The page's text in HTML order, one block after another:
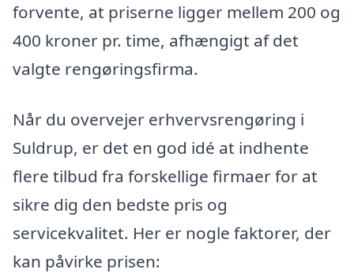
forvente, at priserne ligger mellem 200 og
400 kroner pr. time, afhængigt af det
valgte rengøringsfirma.
Når du overvejer erhvervsrengøring i
Suldrup, er det en god idé at indhente
flere tilbud fra forskellige firmaer for at
sikre dig den bedste pris og
servicekvalitet. Her er nogle faktorer, der
kan påvirke prisen: